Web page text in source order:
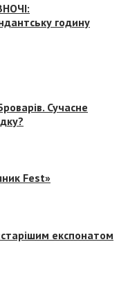
годину
Сучасне
Fest»
експонатом